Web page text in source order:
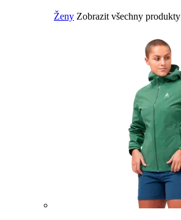
Ženy Zobrazit všechny produkty